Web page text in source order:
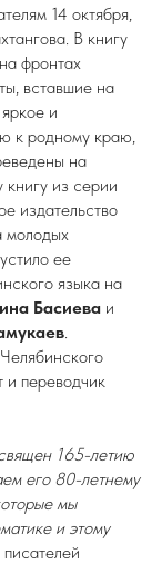
14 октября,
В книгу
фронтах
вставшие на
и
к родному краю,
на
книгу из серии
издательство
молодых
ее
языка на
Басиева и
.
и переводчик
165-летию
его 80-летнему
мы
и этому